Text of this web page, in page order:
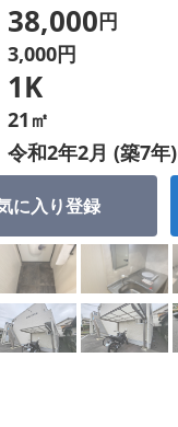
に入り登録
38,000円
3,000円
1K
21㎡
令和2年2月 (築7年)